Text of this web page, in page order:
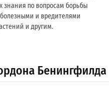
знания по вопросам борьбы
и вредителями
и другим.
Бенингфилда